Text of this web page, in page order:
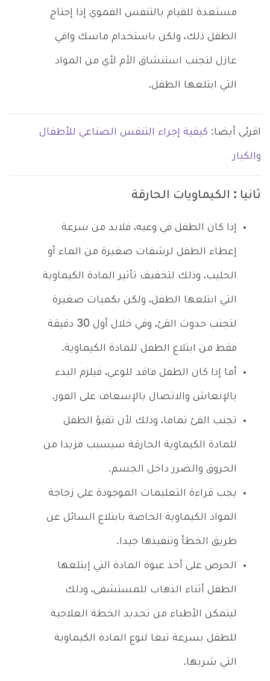
مستعدة للقيام بالتنفس الفموي إذا إحتاج
الطفل ذلك، ولكن باستخدام ماسك واقي
عازل لتجنب استنشاق الأم لأي من المواد
التي ابتلعها الطفل.
اقرئي أيضا: كيفية إجراء التنفس الصناعي للأطفال
والكبار
ثانيا : الكيماويات الحارقة
إذا كان الطفل في وعيه، فلابد من سرعة
إعطاء الطفل لرشفات صغيرة من الماء أو
الحليب، وذلك لتخفيف تأثير المادة الكيماوية
التي ابتلعها الطفل، ولكن بكميات صغيرة
لتجنب حدوث القئ، وفي خلال أول 30 دقيقة
فقط من ابتلاع الطفل للمادة الكيماوية.
أما إذا كان الطفل فاقد للوعي، فيلزم البدء
بالإنعاش والاتصال بالإسعاف على الفور.
تجنب القئ تماما، وذلك لأن تقيؤ الطفل
للمادة الكيماوية الحارقة سيسبب مزيدا من
الحروق والضرر داخل الجسم.
يجب قراءة التعليمات الموجودة على زجاجة
المواد الكيماوية الخاصة بابتلاع السائل عن
طريق الخطأ وتنفيذها جيدا.
الحرص على أخذ عبوة المادة التي إبتلعها
الطفل أثناء الذهاب للمستشفى، وذلك
ليتمكن الأطباء من تحديد الخطة العلاجية
للطفل بسرعة تبعا لنوع المادة الكيماوية
التي شربها.